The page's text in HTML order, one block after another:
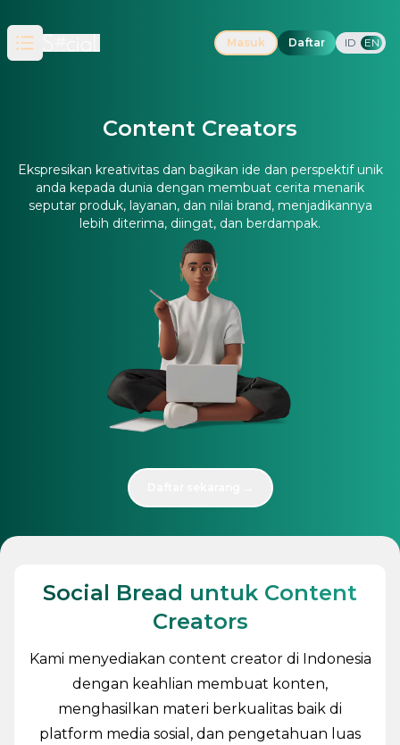
Open main menu
Masuk Daftar ID EN
Content Creators
Ekspresikan kreativitas dan bagikan ide dan perspektif unik
anda kepada dunia dengan membuat cerita menarik
seputar produk, layanan, dan nilai brand, menjadikannya
lebih diterima, diingat, dan berdampak.
Social Bread untuk Content
Creators
Kami menyediakan content creator di Indonesia
dengan keahlian membuat konten,
menghasilkan materi berkualitas baik di
platform media sosial, dan pengetahuan luas